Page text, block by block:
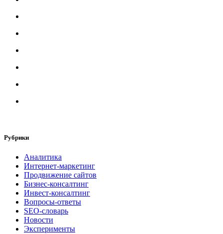
Рубрики
Аналитика
Интернет-маркетинг
Продвижение сайтов
Бизнес-консалтинг
Инвест-консалтинг
Вопросы-ответы
SEO-словарь
Новости
Эксперименты